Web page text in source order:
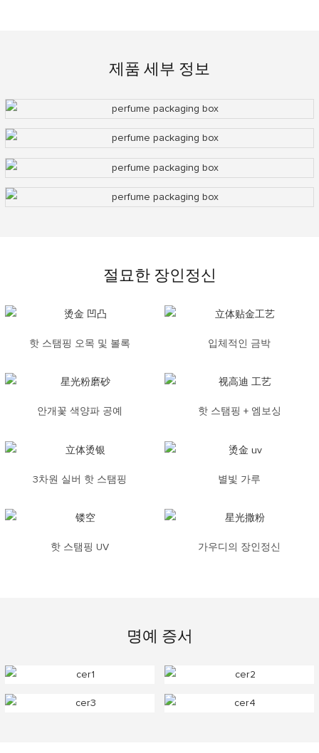
제품 세부 정보
절묘한 장인정신
핫 스탬핑 오목 및 볼록 입체적인 금박
안개꽃 색양파 공예 핫 스탬핑 + 엠보싱
3차원 실버 핫 스탬핑 별빛 가루
핫 스탬핑 UV 가우디의 장인정신
명예 증서